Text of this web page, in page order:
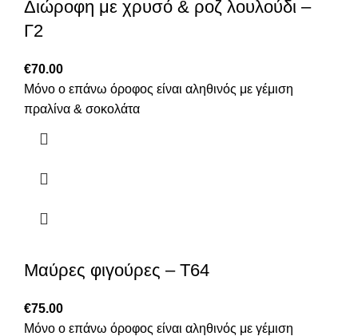
Διώροφη με χρυσό & ροζ λουλούδι –
Γ2
€70.00
Μόνο ο επάνω όροφος είναι αληθινός με γέμιση
πραλίνα & σοκολάτα
Μαύρες φιγούρες – T64
€75.00
Μόνο ο επάνω όροφος είναι αληθινός με γέμιση